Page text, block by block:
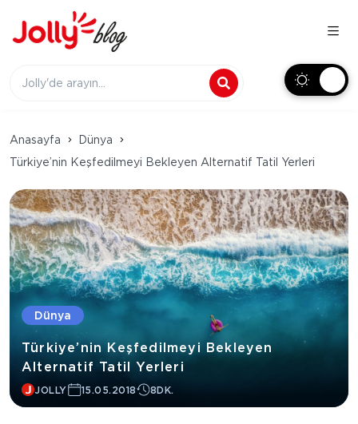
Anasayfa
Dünya
Türkiye’nin Keşfedilmeyi Bekleyen Alternatif Tatil Yerleri
Dünya
Türkiye’nin Keşfedilmeyi Bekleyen
Alternatif Tatil Yerleri
JOLLY 15.05.2018 8DK.